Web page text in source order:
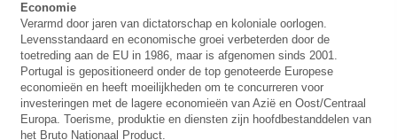
Economie
Verarmd door jaren van dictatorschap en koloniale oorlogen.
Levensstandaard en economische groei verbeterden door de
toetreding aan de EU in 1986, maar is afgenomen sinds 2001.
Portugal is gepositioneerd onder de top genoteerde Europese
economieën en heeft moeilijkheden om te concurreren voor
investeringen met de lagere economieën van Azië en Oost/Centraal
Europa. Toerisme, produktie en diensten zijn hoofdbestanddelen van
het Bruto Nationaal Product.